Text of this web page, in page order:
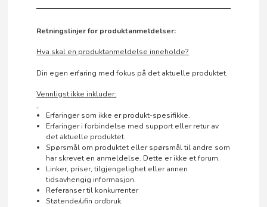
Retningslinjer for produktanmeldelser:
Hva skal en produktanmeldelse inneholde?
Din egen erfaring med fokus på det aktuelle produktet.
Vennligst ikke inkluder:
Erfaringer som ikke er produkt-spesifikke.
Erfaringer i forbindelse med support eller retur av
det aktuelle produktet.
Spørsmål om produktet eller spørsmål til andre som
har skrevet en anmeldelse. Dette er ikke et forum.
Linker, priser, tilgjengelighet eller annen
tidsavhengig informasjon.
Referanser til konkurrenter
Støtende/ufin ordbruk.